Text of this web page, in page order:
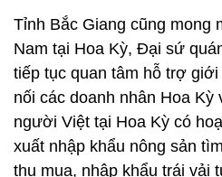
Tỉnh Bắc Giang cũng mong
Nam tại Hoa Kỳ, Đại sứ
tiếp tục quan tâm hỗ trợ
nối các doanh nhân Hoa Kỳ
người Việt tại Hoa Kỳ có
xuất nhập khẩu nông sản
thu mua, nhập khẩu trái vải